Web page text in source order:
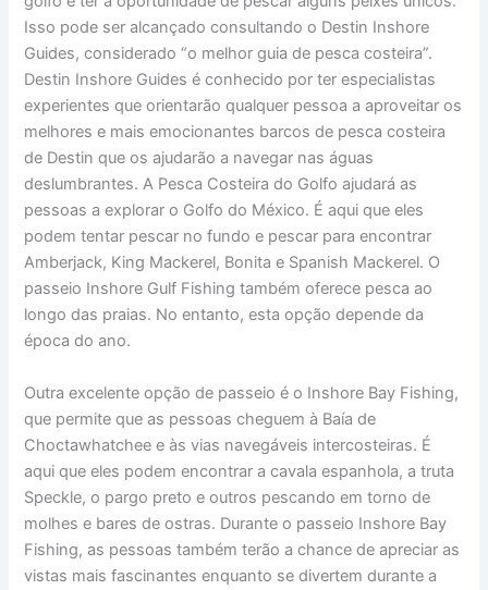
Isso pode ser alcançado consultando o Destin Inshore
Guides, considerado “o melhor guia de pesca costeira”.
Destin Inshore Guides é conhecido por ter especialistas
experientes que orientarão qualquer pessoa a aproveitar os
melhores e mais emocionantes barcos de pesca costeira
de Destin que os ajudarão a navegar nas águas
deslumbrantes. A Pesca Costeira do Golfo ajudará as
pessoas a explorar o Golfo do México. É aqui que eles
podem tentar pescar no fundo e pescar para encontrar
Amberjack, King Mackerel, Bonita e Spanish Mackerel. O
passeio Inshore Gulf Fishing também oferece pesca ao
longo das praias. No entanto, esta opção depende da
época do ano.
Outra excelente opção de passeio é o Inshore Bay Fishing,
que permite que as pessoas cheguem à Baía de
Choctawhatchee e às vias navegáveis ​​intercosteiras. É
aqui que eles podem encontrar a cavala espanhola, a truta
Speckle, o pargo preto e outros pescando em torno de
molhes e bares de ostras. Durante o passeio Inshore Bay
Fishing, as pessoas também terão a chance de apreciar as
vistas mais fascinantes enquanto se divertem durante a